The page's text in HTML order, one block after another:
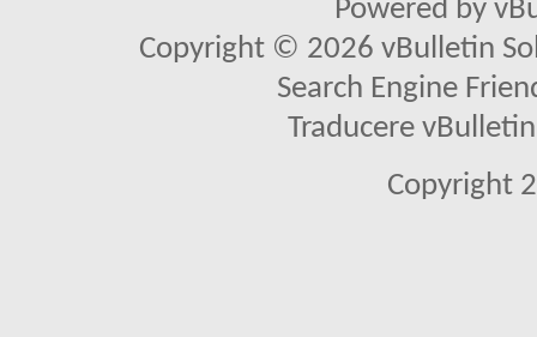
Powered by
Copyright © 2026 vBulletin
Search Engine
Traducere
Copyright